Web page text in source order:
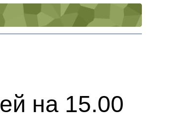
на 15.00